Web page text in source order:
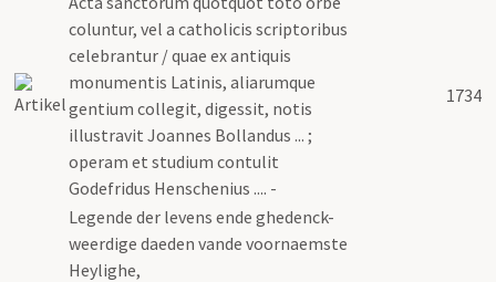
coluntur, vel a catholicis scriptoribus
celebrantur / quae ex antiquis
monumentis Latinis, aliarumque
gentium collegit, digessit, notis
illustravit Joannes Bollandus ... ;
operam et studium contulit
Godefridus Henschenius .... -
1734
Legende der levens ende ghedenck-
weerdige daeden vande voornaemste
Heylighe,